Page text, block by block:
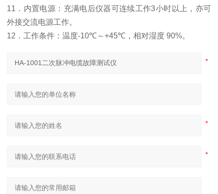
11 ．内置电源：充满电后仪器可连续工作3小时以上，亦可
外接交流电源工作。
12 ． 工作条件：温度-10℃～+45℃ ，相对湿度 90%。